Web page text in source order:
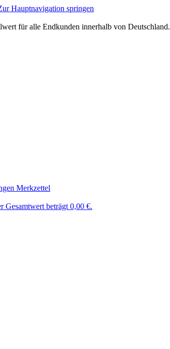
Hauptnavigation springen
für alle Endkunden innerhalb von Deutschland.
Merkzettel
Gesamtwert beträgt 0,00 €.